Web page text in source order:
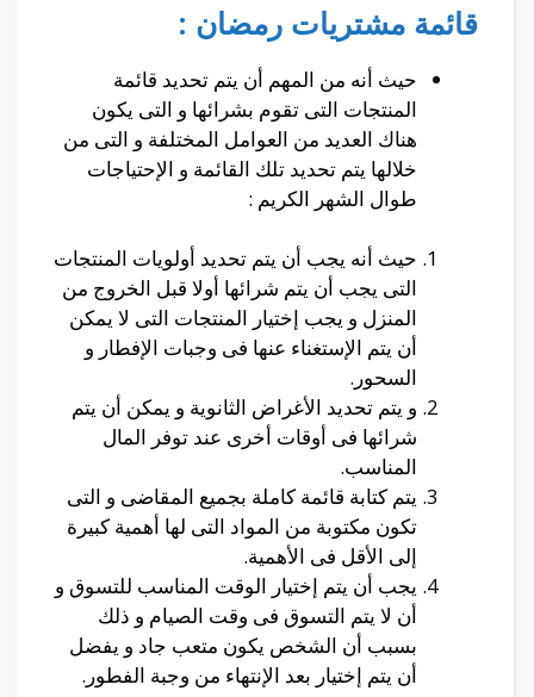
قائمة مشتريات رمضان :
حيث أنه من المهم أن يتم تحديد قائمة
المنتجات التى تقوم بشرائها و التى يكون
هناك العديد من العوامل المختلفة و التى من
خلالها يتم تحديد تلك القائمة و الإحتياجات
طوال الشهر الكريم :
حيث أنه يجب أن يتم تحديد أولويات المنتجات
التى يجب أن يتم شرائها أولا قبل الخروج من
المنزل و يجب إختيار المنتجات التى لا يمكن
أن يتم الإستغناء عنها فى وجبات الإفطار و
السحور.
و يتم تحديد الأغراض الثانوية و يمكن أن يتم
شرائها فى أوقات أخرى عند توفر المال
المناسب.
يتم كتابة قائمة كاملة بجميع المقاضى و التى
تكون مكتوبة من المواد التى لها أهمية كبيرة
إلى الأقل فى الأهمية.
يجب أن يتم إختيار الوقت المناسب للتسوق و
أن لا يتم التسوق فى وقت الصيام و ذلك
بسبب أن الشخص يكون متعب جاد و يفضل
أن يتم إختيار بعد الإنتهاء من وجبة الفطور.